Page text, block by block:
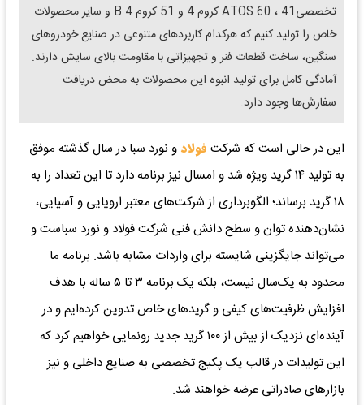
تخصصیATOS 60 ، 41 کروم 4 و 51 کروم B 4 و سایر محصولات
خاص را تولید کنیم که هرکدام کاربردهای متنوعی در صنایع خودروهای
سنگین، ساخت قطعات فنر و تجهیزاتی با مقاومت بالای سایش دارند.
آمادگی کامل برای تولید انبوه این محصولات به محض دریافت
سفارش‌ها وجود دارد.
این در حالی است که شرکت فولاد و نورد سبا در سال گذشته موفق
به تولید ۱۴ گرید ویژه شد و امسال نیز برنامه دارد تا این تعداد را به
۱۸ گرید برساند؛ الگوبرداری از شرکت‌های معتبر اروپایی و آسیایی،
نشان‌دهنده توان و سطح دانش فنی شرکت فولاد و نورد سباست و
می‌تواند جایگزینی شایسته برای واردات مشابه باشد. برنامه ما
محدود به یک‌سال نیست، بلکه یک برنامه ۳ تا ۵ ساله با هدف
افزایش ظرفیت‌های کیفی و گریدهای خاص تدوین کرده‌ایم و در
آینده‌ای نزدیک از بیش از ۱۰۰ گرید جدید رونمایی خواهیم کرد که
این تولیدات در قالب یک پکیج تخصصی به صنایع داخلی و نیز
بازارهای صادراتی عرضه خواهند شد.